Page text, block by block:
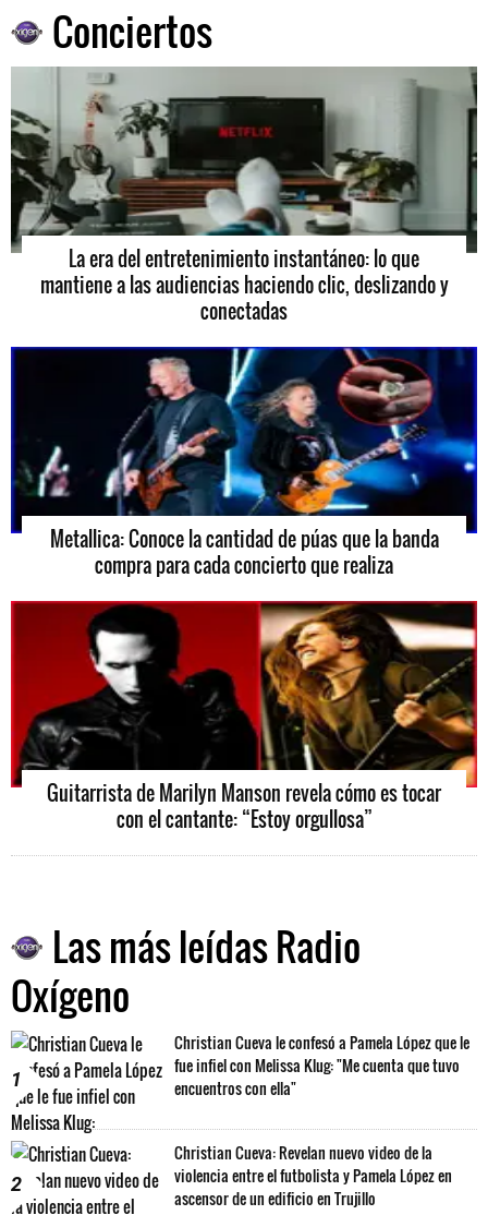
Conciertos
La era del entretenimiento instantáneo: lo que
mantiene a las audiencias haciendo clic, deslizando y
conectadas
Metallica: Conoce la cantidad de púas que la banda
compra para cada concierto que realiza
Guitarrista de Marilyn Manson revela cómo es tocar
con el cantante: “Estoy orgullosa”
Las más leídas Radio
Oxígeno
1
Christian Cueva le confesó a Pamela López que le
fue infiel con Melissa Klug: "Me cuenta que tuvo
encuentros con ella"
2
Christian Cueva: Revelan nuevo video de la
violencia entre el futbolista y Pamela López en
ascensor de un edificio en Trujillo